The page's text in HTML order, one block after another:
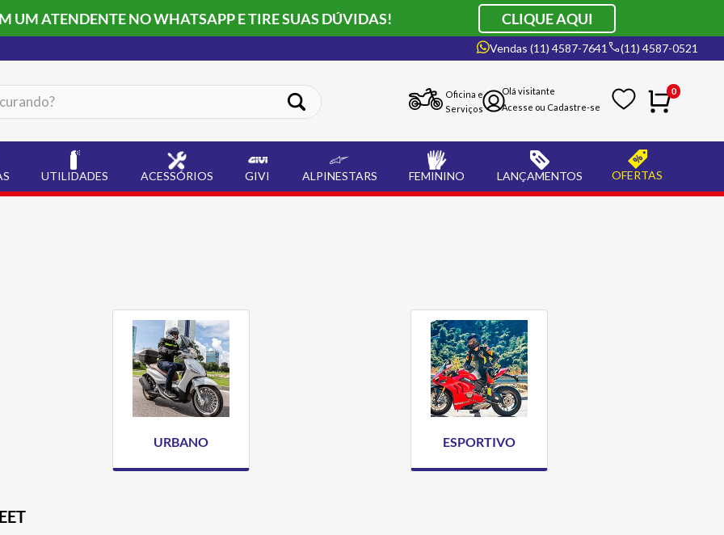
UM ATENDENTE NO WHATSAPP E TIRE SUAS DÚVIDAS! CLIQUE AQUI
Vendas (11) 4587-7641 (11) 4587-0521
Oficina e
Serviços
0
UTILIDADES ACESSÓRIOS GIVI ALPINESTARS FEMININO LANÇAMENTOS OFERTAS
URBANO ESPORTIVO